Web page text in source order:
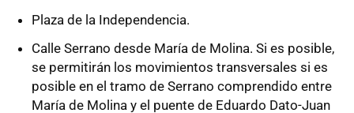
Plaza de la Independencia.
Calle Serrano desde María de Molina. Si es posible,
se permitirán los movimientos transversales si es
posible en el tramo de Serrano comprendido entre
María de Molina y el puente de Eduardo Dato-Juan